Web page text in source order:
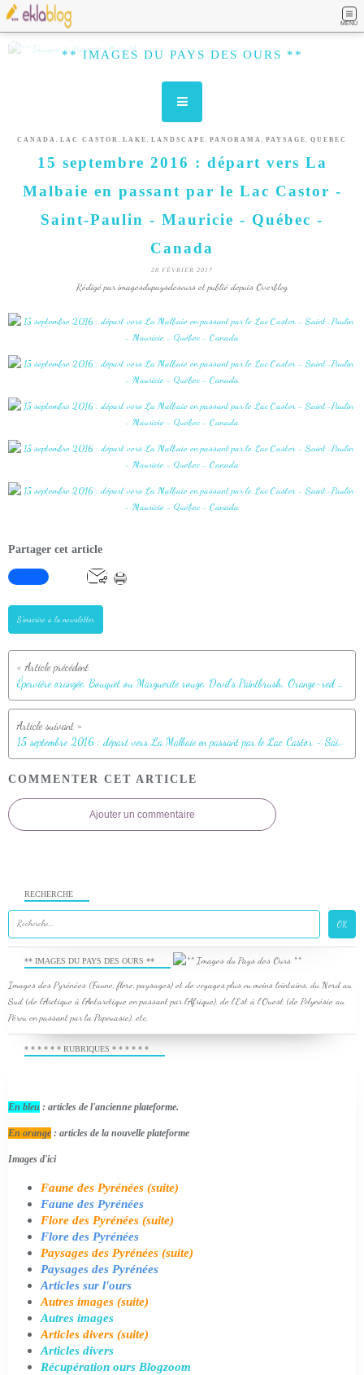
MENU
** IMAGES DU PAYS DES OURS **
CANADA , LAC CASTOR , LAKE , LANDSCAPE , PANORAMA , PAYSAGE , QUEBEC
15 septembre 2016 : départ vers La
Malbaie en passant par le Lac Castor -
Saint-Paulin - Mauricie - Québec -
Canada
28 FÉVRIER 2017
Rédigé par imagesdupaysdesours et publié depuis Overblog
Partager cet article
S'inscrire à la newsletter
Épervière orangée, Bouquet ou Marguerite rouge, Devil's Paintbrush, Orange-red King Devil (Pilosella aurantiaca) - Grandes-Piles- Mauricie - Québec - Canada
15 septembre 2016 : départ vers La Malbaie en passant par le Lac Castor - Saint-Paulin - Mauricie - Québec - Canada
COMMENTER CET ARTICLE
Ajouter un commentaire
RECHERCHE
** IMAGES DU PAYS DES OURS **
Images des Pyrénées (Faune, flore, paysages) et de voyages plus ou moins lointains, du Nord au
Sud (de l'Arctique à l'Antarctique en passant par l'Afrique), de l'Est à l'Ouest (de Polynésie au
Pérou en passant par la Papouasie), etc.
* * * * * * RUBRIQUES * * * * * *
En bleu : articles de l'ancienne plateforme.
En orange : articles de la nouvelle plateforme
Images d'ici
Faune des Pyrénées (suite)
Faune des Pyrénées
Flore des Pyrénées (suite)
Flore des Pyrénées
Paysages des Pyrénées (suite)
Paysages des Pyrénées
Articles sur l'ours
Autres images (suite)
Autres images
Articles divers (suite)
Articles divers
Récupération ours Blogzoom